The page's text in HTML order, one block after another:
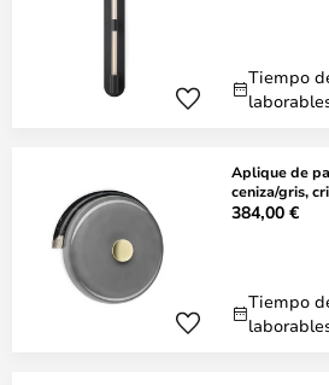
Tiempo
Aplique de
ceniza/gris,
384,00 €
Tiempo